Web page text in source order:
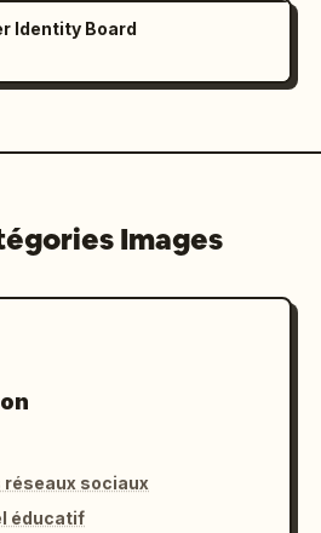
Identity Board
Images
sociaux
éducatif